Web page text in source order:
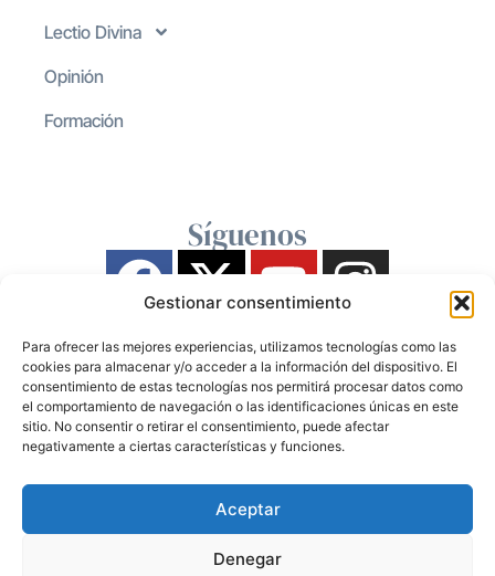
Gestionar consentimiento
Para ofrecer las mejores experiencias, utilizamos tecnologías como las
cookies para almacenar y/o acceder a la información del dispositivo. El
consentimiento de estas tecnologías nos permitirá procesar datos como
el comportamiento de navegación o las identificaciones únicas en este
sitio. No consentir o retirar el consentimiento, puede afectar
negativamente a ciertas características y funciones.
Aceptar
Denegar
Lectio Divina
Opinión
Formación
Síguenos